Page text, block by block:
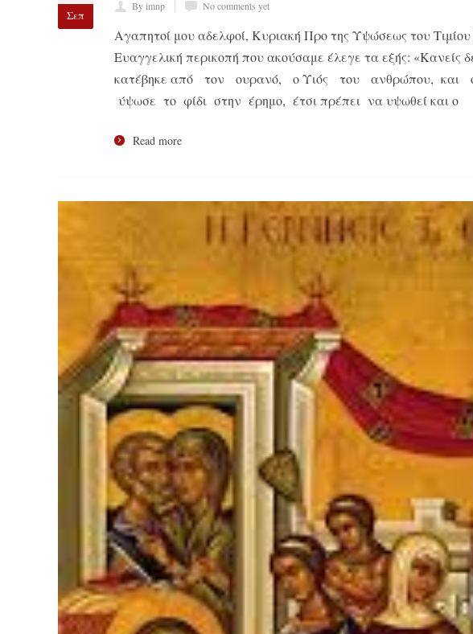
Σεπ
By imnp No comments yet
Αγαπητοί μου αδελφοί, Κυριακή Προ της Υψώσεως του
Ευαγγελική περικοπή που ακούσαμε έλεγε τα εξής: «Κανείς
κατέβηκε από τον ουρανό, ο Υιός του ανθρώπου, και
ύψωσε το φίδι στην έρημο, έτσι πρέπει να υψωθεί και ο
Read more